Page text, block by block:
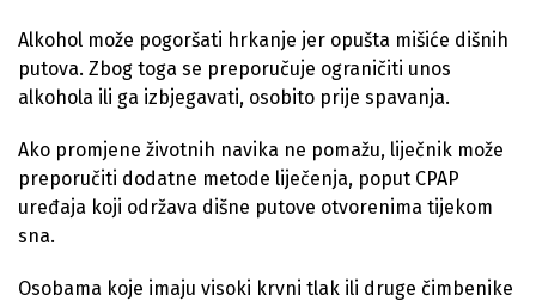
Alkohol može pogoršati hrkanje jer opušta mišiće dišnih
putova. Zbog toga se preporučuje ograničiti unos
alkohola ili ga izbjegavati, osobito prije spavanja.
Ako promjene životnih navika ne pomažu, liječnik može
preporučiti dodatne metode liječenja, poput CPAP
uređaja koji održava dišne putove otvorenima tijekom
sna.
Osobama koje imaju visoki krvni tlak ili druge čimbenike